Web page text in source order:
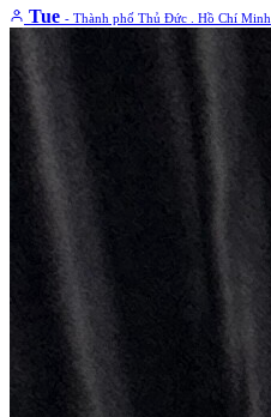
Tue - Thành phố Thủ Đức . Hồ Chí Minh